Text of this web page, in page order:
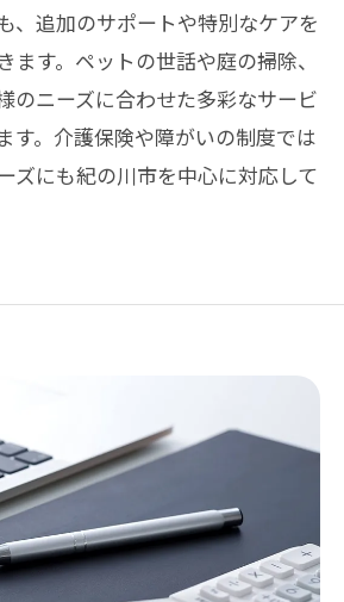
、追加のサポートや特別なケアを
ます。ペットの世話や庭の掃除、
のニーズに合わせた多彩なサービ
す。介護保険や障がいの制度では
ズにも紀の川市を中心に対応して